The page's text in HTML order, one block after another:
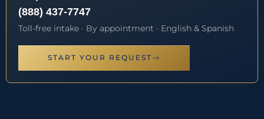
(888) 437-7747
Toll-free intake · By appointment · English & Spanish
START YOUR REQUEST